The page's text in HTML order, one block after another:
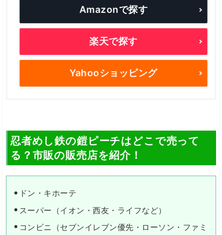
Amazonで探す
楽天で探す
Yahooショッピング
忍者めし鉄の鎧ピーチはどこで売って
る？市販の販売店を紹介！
ドン・キホーテ
スーパー（イオン・西友・ライフなど）
コンビニ（セブンイレブン優先・ローソン・ファミ